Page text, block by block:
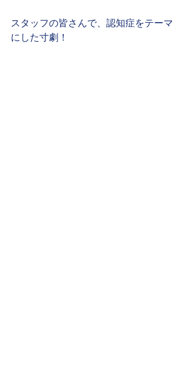
スタッフの皆さんで、認知症をテーマ
にした寸劇！